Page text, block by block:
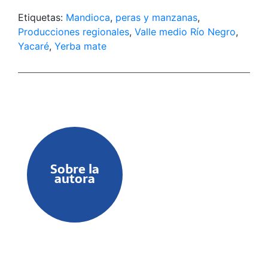
Asociación de Universidades del Grupo
Montevideo (AUGM).
Etiquetas: Mandioca, peras y manzanas,
Producciones regionales, Valle medio Río Negro,
Yacaré, Yerba mate
Sobre la
autora